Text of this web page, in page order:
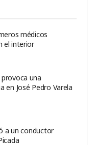
médicos
el interior
una
en José Pedro Varela
a un conductor